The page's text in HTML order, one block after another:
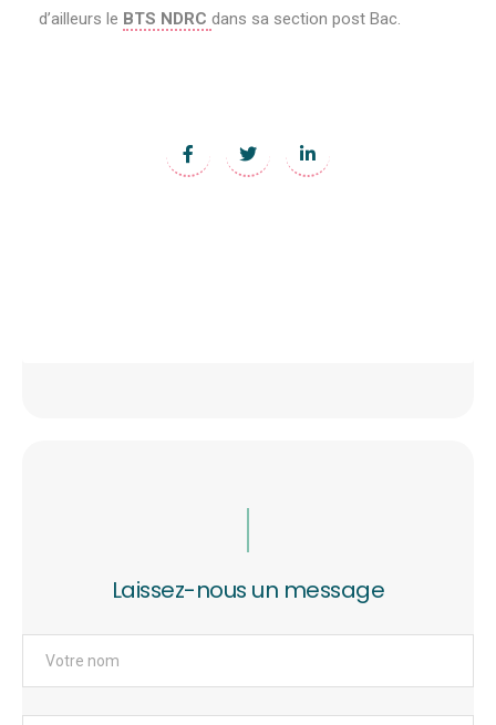
d’ailleurs le BTS NDRC dans sa section post Bac.
Laissez-nous un message